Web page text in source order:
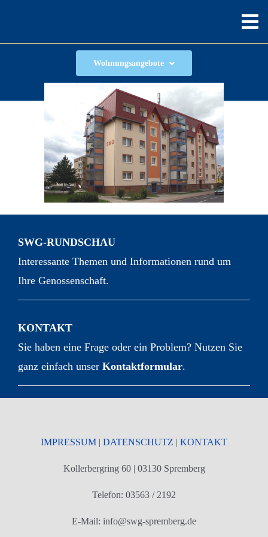
springen
Home
Vermietung
Info & Service
Kontakte
Wohnungsangebote
SWG-RUNDSCHAU
Interessante Themen und Informationen rund um
Ihre Genossenschaft.
KONTAKT
Sie haben eine Frage oder ein Problem? Nutzen Sie
ganz einfach unser Kontaktformular.
IMPRESSUM | DATENSCHUTZ | KONTAKT
Kollerbergring 60 | 03130 Spremberg
Telefon: 03563 / 2192
E-Mail: info@swg-spremberg.de